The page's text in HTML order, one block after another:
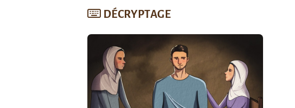
DÉCRYPTAGE